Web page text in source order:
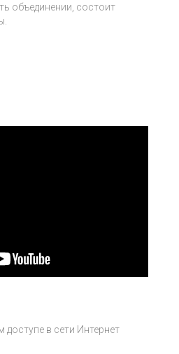
объединении, состоит
в сети Интернет